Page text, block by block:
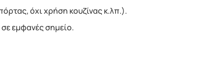
όχι χρήση κουζίνας κ.λπ.).
εμφανές σημείο.